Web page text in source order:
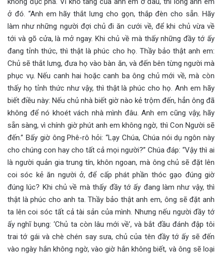
ở đó. “Anh em hãy thắt lưng cho gọn, thắp đèn cho sẵn. Hãy
làm như những người đợi chủ đi ăn cưới về, để khi chủ vừa về
tới và gõ cửa, là mở ngay. Khi chủ về mà thấy những đầy tớ ấy
đang tỉnh thức, thì thật là phúc cho họ. Thầy bảo thật anh em:
Chủ sẽ thắt lưng, đưa họ vào bàn ăn, và đến bên từng người mà
phục vụ. Nếu canh hai hoặc canh ba ông chủ mới về, mà còn
thấy họ tỉnh thức như vậy, thì thật là phúc cho họ. Anh em hãy
biết điều này: Nếu chủ nhà biết giờ nào kẻ trộm đến, hẳn ông đã
không để nó khoét vách nhà mình đâu. Anh em cũng vậy, hãy
sẵn sàng, vì chính giờ phút anh em không ngờ, thì Con Người sẽ
đến.” Bấy giờ ông Phê-rô hỏi: “Lạy Chúa, Chúa nói dụ ngôn này
cho chúng con hay cho tất cả mọi người?” Chúa đáp: “Vậy thì ai
là người quản gia trung tín, khôn ngoan, mà ông chủ sẽ đặt lên
coi sóc kẻ ăn người ở, để cấp phát phần thóc gạo đúng giờ
đúng lúc? Khi chủ về mà thấy đầy tớ ấy đang làm như vậy, thì
thật là phúc cho anh ta. Thầy bảo thật anh em, ông sẽ đặt anh
ta lên coi sóc tất cả tài sản của mình. Nhưng nếu người đầy tớ
ấy nghĩ bụng: ‘Chủ ta còn lâu mới về’, và bắt đầu đánh đập tôi
trai tớ gái và chè chén say sưa, chủ của tên đầy tớ ấy sẽ đến
vào ngày hắn không ngờ, vào giờ hắn không biết, và ông sẽ loại